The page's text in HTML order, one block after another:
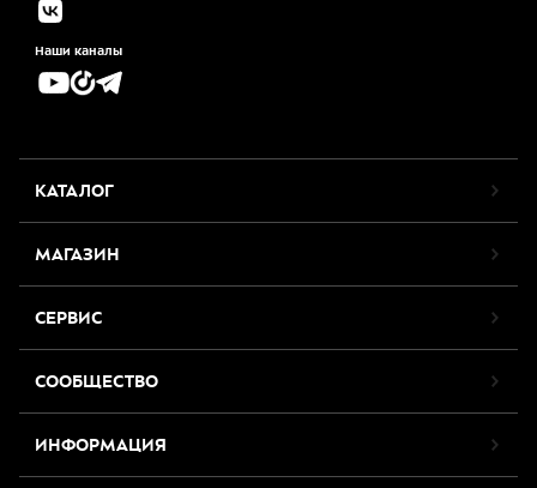
Наши каналы
КАТАЛОГ
МАГАЗИН
СЕРВИС
СООБЩЕСТВО
ИНФОРМАЦИЯ